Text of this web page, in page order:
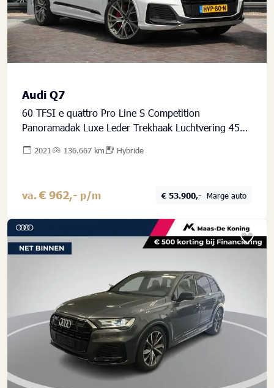
Audi Q7
60 TFSI e quattro Pro Line S Competition
Panoramadak Luxe Leder Trekhaak Luchtvering 456
2021 136.667 km Hybride
va. € 962,- p/m € 53.900,- Marge auto